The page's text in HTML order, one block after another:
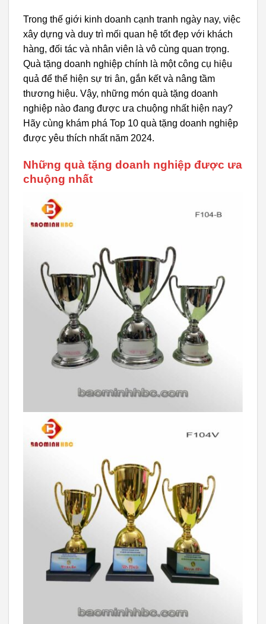
Trong thế giới kinh doanh cạnh tranh ngày nay, việc
xây dựng và duy trì mối quan hệ tốt đẹp với khách
hàng, đối tác và nhân viên là vô cùng quan trọng.
Quà tặng doanh nghiệp chính là một công cụ hiệu
quả để thể hiện sự tri ân, gắn kết và nâng tầm
thương hiệu. Vậy, những món quà tặng doanh
nghiệp nào đang được ưa chuộng nhất hiện nay?
Hãy cùng khám phá Top 10 quà tặng doanh nghiệp
được yêu thích nhất năm 2024.
Những quà tặng doanh nghiệp được ưa
chuộng nhất